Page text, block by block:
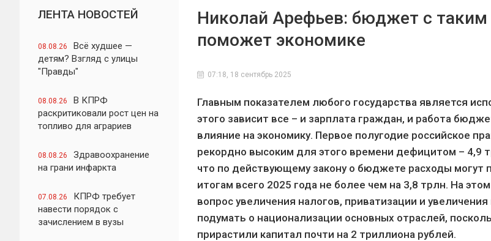
ЛЕНТА НОВОСТЕЙ
08.08.26
Всё худшее —
детям? Взгляд с улицы
"Правды"
08.08.26
В КПРФ
раскритиковали рост цен на
топливо для аграриев
08.08.26
Здравоохранение
на грани инфаркта
07.08.26
КПРФ требует
навести порядок с
зачислением в вузы
Николай Арефьев: бюджет с
поможет экономике
07:18, 18 сентябрь 2025
Главным показателем любого государства является
этого зависит все – и зарплата граждан, и работа
влияние на экономику. Первое полугодие российское
рекордно высоким для этого времени дефицитом – 4,9
что по действующему закону о бюджете расходы могут
итогам всего 2025 года не более чем на 3,8 трлн. На
вопрос увеличения налогов, приватизации и
подумать о национализации основных отраслей,
прирастили капитал почти на 2 триллиона рублей.